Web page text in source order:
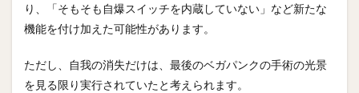
り、「そもそも自爆スイッチを内蔵していない」など新たな
機能を付け加えた可能性があります。
ただし、自我の消失だけは、最後のベガパンクの手術の光景
を見る限り実行されていたと考えられます。